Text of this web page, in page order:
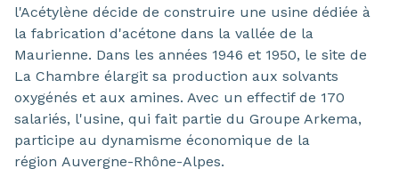
l'Acétylène décide de construire une usine dédiée à
la fabrication d'acétone dans la vallée de la
Maurienne. Dans les années 1946 et 1950, le site de
La Chambre élargit sa production aux solvants
oxygénés et aux amines. Avec un effectif de 170
salariés, l'usine, qui fait partie du Groupe Arkema,
participe au dynamisme économique de la
région Auvergne-Rhône-Alpes.